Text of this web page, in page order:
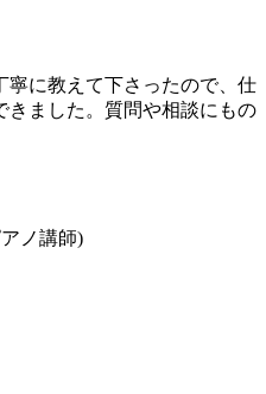
寧に教えて下さったので、仕
きました。質問や相談にもの
ノ講師)